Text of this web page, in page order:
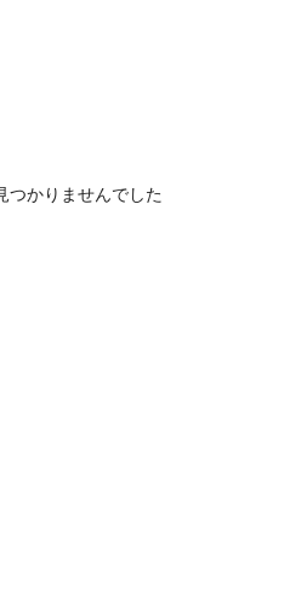
つかりませんでした